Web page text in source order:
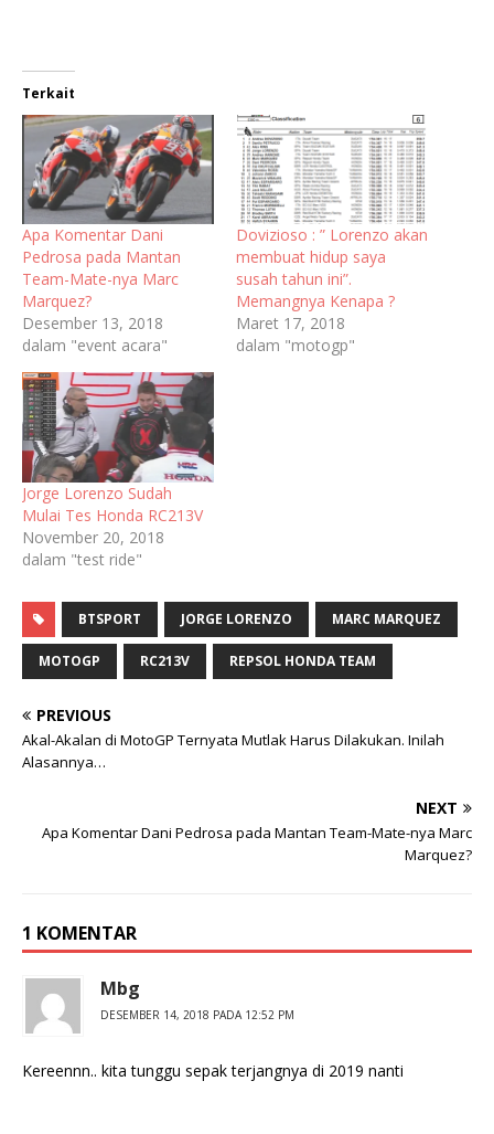
Terkait
Apa Komentar Dani
Pedrosa pada Mantan
Team-Mate-nya Marc
Marquez?
Desember 13, 2018
dalam "event acara"
Dovizioso : ” Lorenzo akan
membuat hidup saya
susah tahun ini”.
Memangnya Kenapa ?
Maret 17, 2018
dalam "motogp"
Jorge Lorenzo Sudah
Mulai Tes Honda RC213V
November 20, 2018
dalam "test ride"
BTSPORT JORGE LORENZO MARC MARQUEZ
MOTOGP RC213V REPSOL HONDA TEAM
PREVIOUS
Akal-Akalan di MotoGP Ternyata Mutlak Harus Dilakukan. Inilah
Alasannya…
NEXT
Apa Komentar Dani Pedrosa pada Mantan Team-Mate-nya Marc
Marquez?
1 KOMENTAR
Mbg
DESEMBER 14, 2018 PADA 12:52 PM
Kereennn.. kita tunggu sepak terjangnya di 2019 nanti